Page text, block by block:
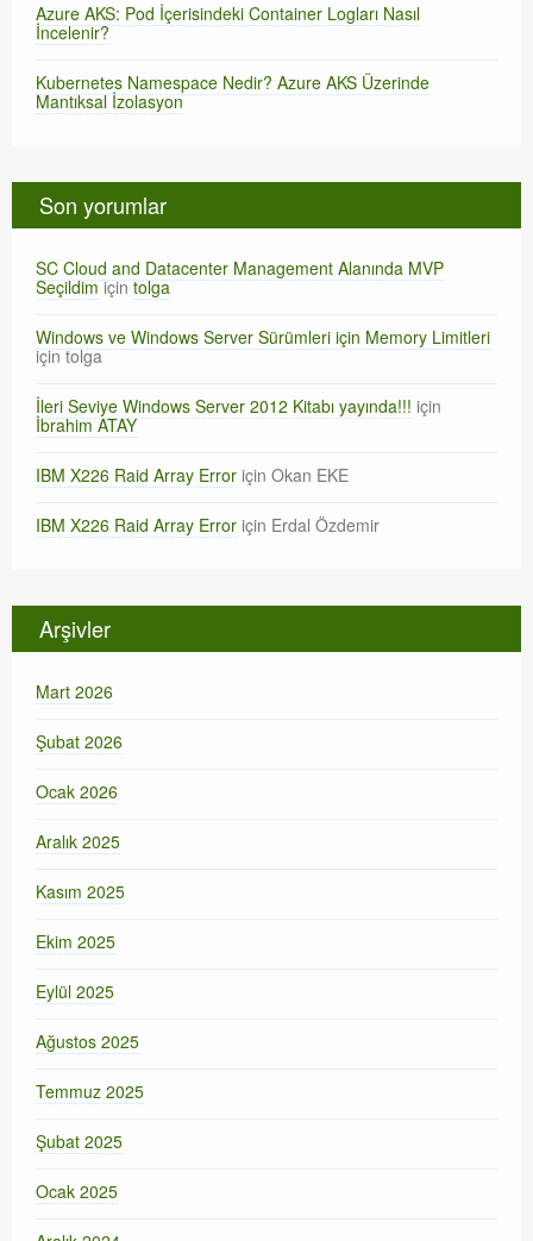
Azure AKS: Pod İçerisindeki Container Logları Nasıl
İncelenir?
Kubernetes Namespace Nedir? Azure AKS Üzerinde
Mantıksal İzolasyon
Son yorumlar
SC Cloud and Datacenter Management Alanında MVP
Seçildimiçintolga
Windows ve Windows Server Sürümleri için Memory Limitleri
içintolga
İleri Seviye Windows Server 2012 Kitabı yayında!!! için
İbrahim ATAY
IBM X226 Raid Array Error için Okan EKE
IBM X226 Raid Array Error için Erdal Özdemir
Arşivler
Mart 2026
Şubat 2026
Ocak 2026
Aralık 2025
Kasım 2025
Ekim 2025
Eylül 2025
Ağustos 2025
Temmuz 2025
Şubat 2025
Ocak 2025